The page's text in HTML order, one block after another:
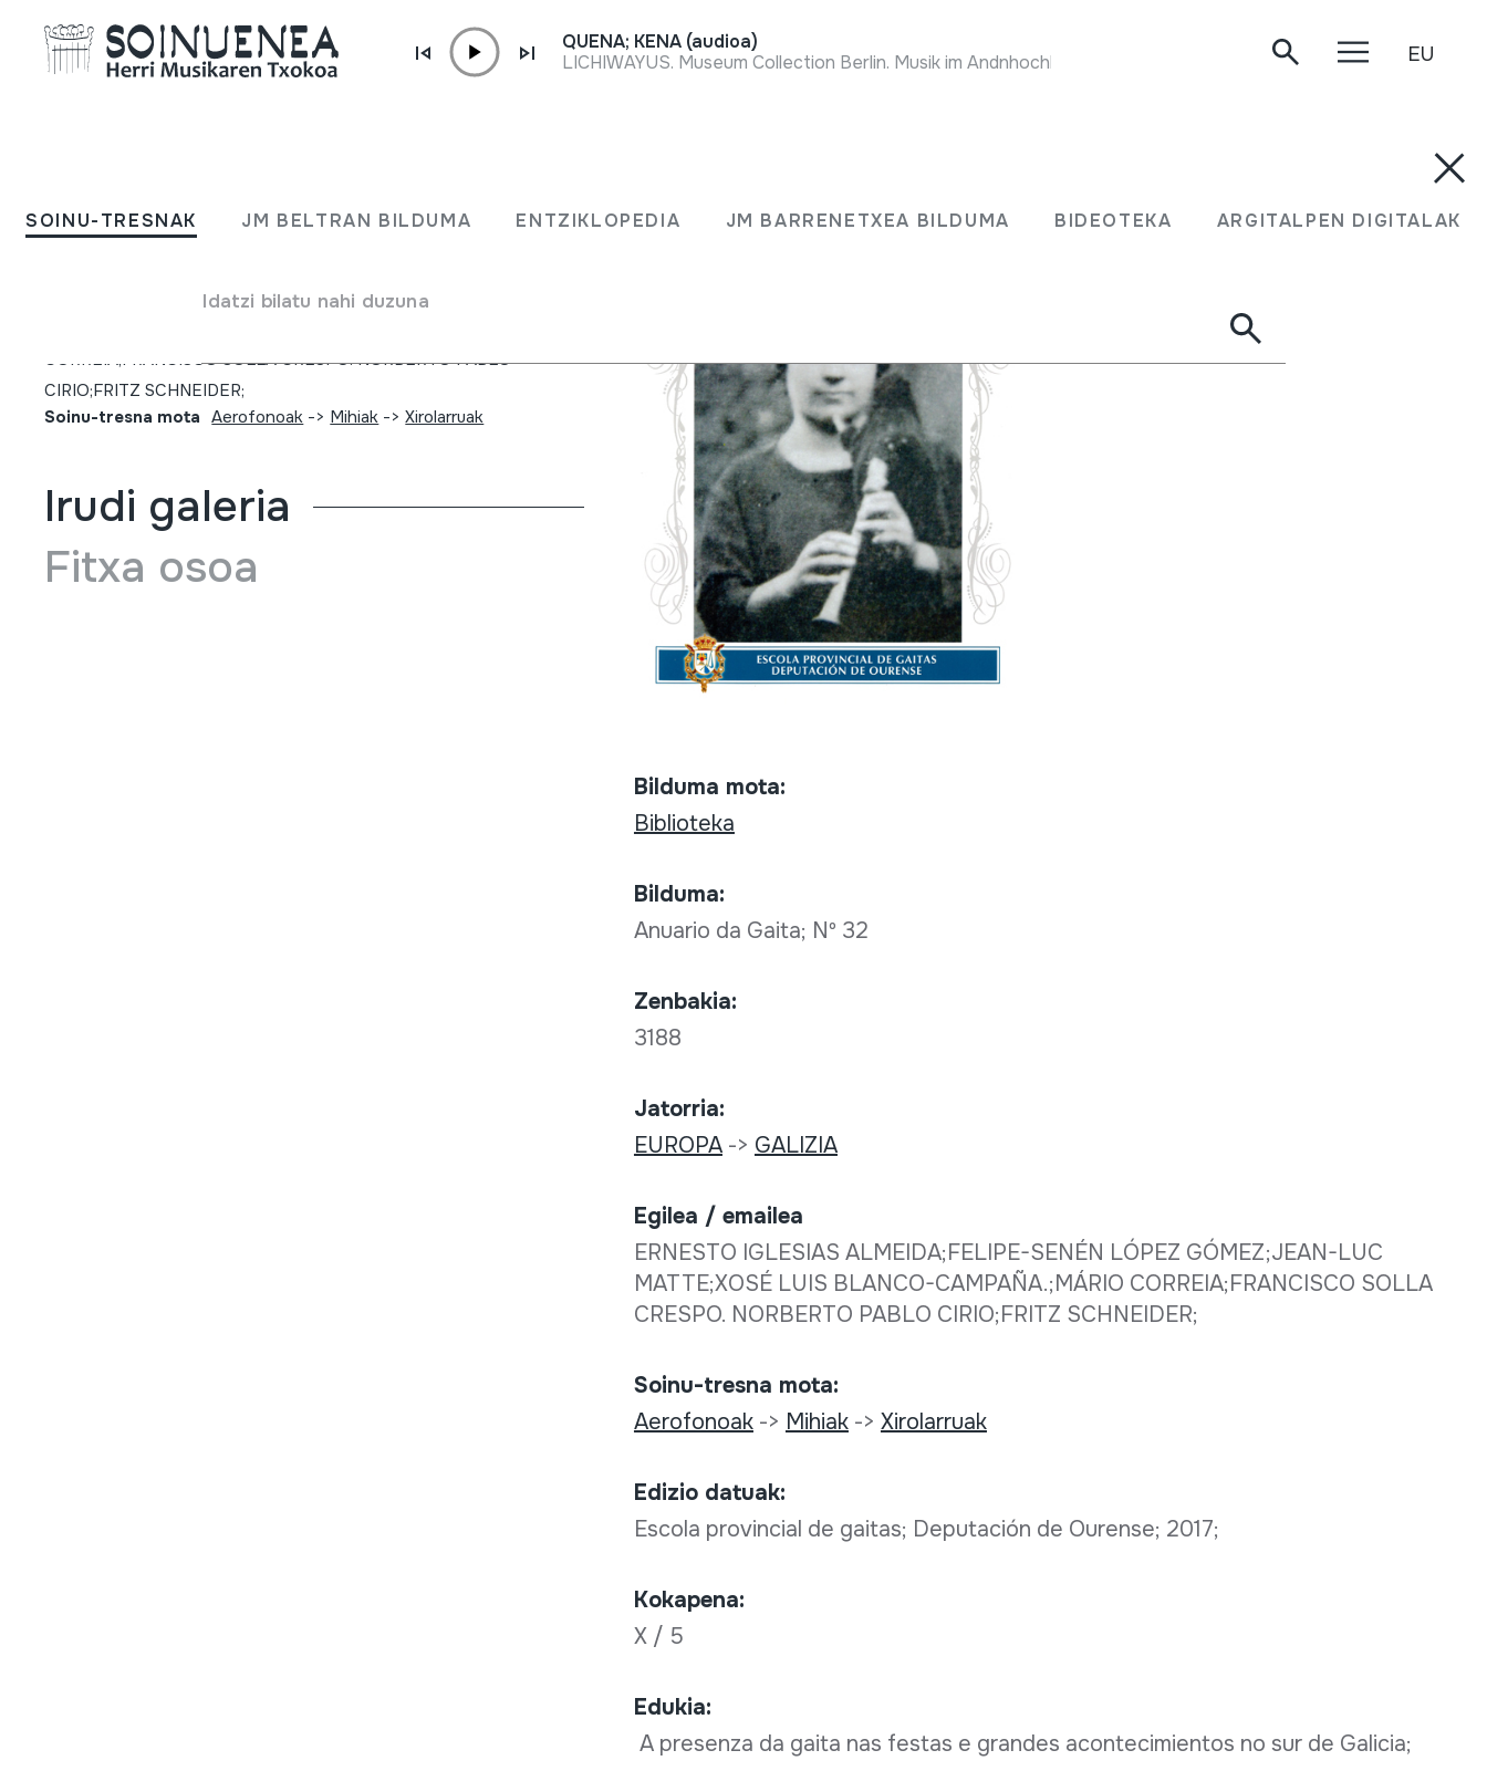
SOINU-TRESNAK JM BELTRAN BILDUMA ENTZIKLOPEDIA JM BARRENETXEA BILDUMA BIDEOTEKA ARGITALPEN DIGITALAK
Idatzi bilatu nahi duzuna
QUENA; KENA (audioa)
EU
Anuario da Gaita; 2017; Nº 32
ERNESTO IGLESIAS ALMEIDA;FELIPE-SENÉN LÓPEZ GÓMEZ;JEAN-
CORREIA;FRANCISCO SOLLA CRESPO. NORBERTO PABLO
CIRIO;FRITZ SCHNEIDER;
Soinu-tresna mota Aerofonoak -> Mihiak ->Xirolarruak
Irudi galeria
Fitxa osoa
Bilduma mota:
Biblioteka
Bilduma:
Anuario da Gaita; Nº 32
Zenbakia:
3188
Jatorria:
EUROPA-> GALIZIA
Egilea / emailea
ERNESTO IGLESIAS ALMEIDA;FELIPE-SENÉN LÓPEZ GÓMEZ;JEAN-LUC
MATTE;XOSÉ LUIS BLANCO-CAMPAÑA.;MÁRIO CORREIA;FRANCISCO SOLLA
CRESPO. NORBERTO PABLO CIRIO;FRITZ SCHNEIDER;
Soinu-tresna mota:
Aerofonoak-> Mihiak-> Xirolarruak
Edizio datuak:
Escola provincial de gaitas; Deputación de Ourense; 2017;
Kokapena:
X / 5
Edukia:
A presenza da gaita nas festas e grandes acontecimientos no sur de Galicia;